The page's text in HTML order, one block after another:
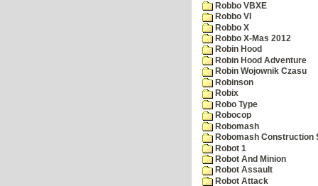
Robbo VBXE
Robbo VI
Robbo X
Robbo X-Mas 2012
Robin Hood
Robin Hood Adventure
Robin Wojownik Czasu
Robinson
Robix
Robo Type
Robocop
Robomash
Robomash Construction
Robot 1
Robot And Minion
Robot Assault
Robot Attack